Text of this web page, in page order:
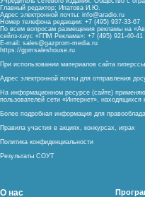
Главный редактор: Ипатова И.Ю.
Адрес электронной почты: info@aradio.ru
Номер телефона редакции: +7 (495) 937-33-67
По всем вопросам размещения рекламы на
сейлз-хаус «ГПМ Реклама»: +7 (495) 921-40-41
E-mail: sales@gazprom-media.ru
https://gpmsaleshouse.ru
При использовании материалов сайта
Адрес электронной почты для отправления
На информационном ресурсе (сайте)
пользователей сети «Интернет»,
Более подробная информация для
Правила участия в акциях, конкурсах, играх
Политика конфиденциальности
Результаты СОУТ
О нас